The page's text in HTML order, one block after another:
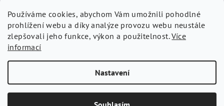
Používáme cookies, abychom Vám umožnili pohodlné
prohlížení webu a díky analýze provozu webu neustále
zlepšovali jeho funkce, výkon a použitelnost.Více
informací
Nastavení
Přihlásit se
Nová registrace